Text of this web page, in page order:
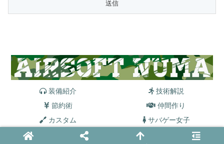
装備紹介
技術解説
節約術
仲間作り
カスタム
サバゲー女子
© 2021 サバゲー沼.